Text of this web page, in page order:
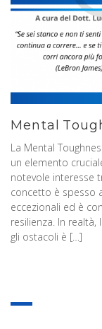
Mental
La Mental
un elemento
notevole interesse
concetto è spesso
eccezionali ed è
resilienza. In
gli ostacoli è […]